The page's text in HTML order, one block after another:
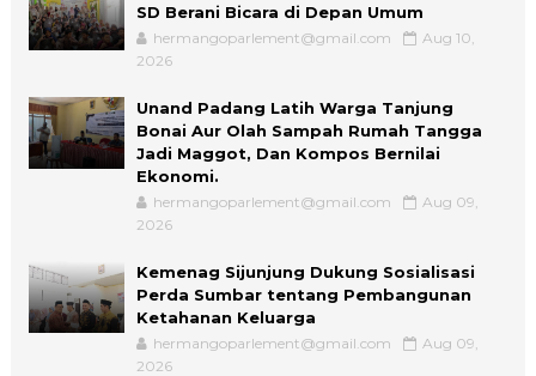
SD Berani Bicara di Depan Umum
hermangoparlement@gmail.com
Aug 10,
2026
Unand Padang Latih Warga Tanjung
Bonai Aur Olah Sampah Rumah Tangga
Jadi Maggot, Dan Kompos Bernilai
Ekonomi.
hermangoparlement@gmail.com
Aug 09,
2026
Kemenag Sijunjung Dukung Sosialisasi
Perda Sumbar tentang Pembangunan
Ketahanan Keluarga
hermangoparlement@gmail.com
Aug 09,
2026